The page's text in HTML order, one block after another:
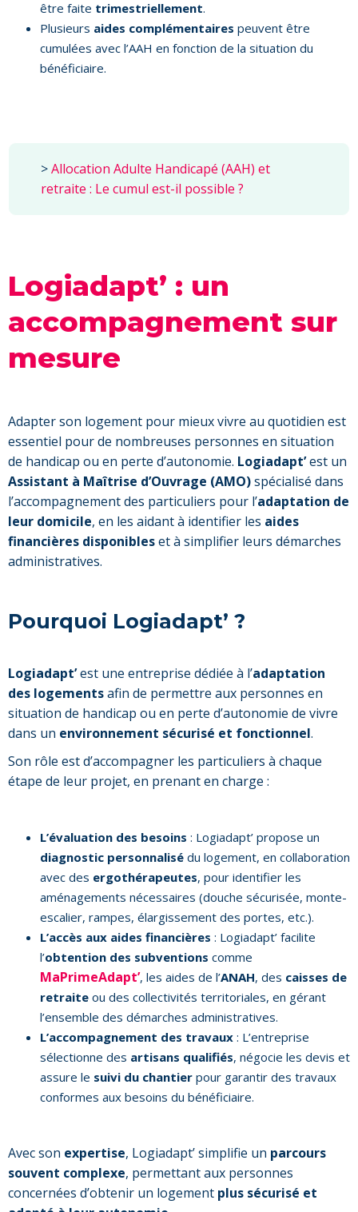
être faite trimestriellement.
Plusieurs aides complémentaires peuvent être
cumulées avec l’AAH en fonction de la situation du
bénéficiaire.
>Allocation Adulte Handicapé (AAH) et
retraite : Le cumul est-il possible ?
Logiadapt’ : un
accompagnement sur
mesure
Adapter son logement pour mieux vivre au quotidien est
essentiel pour de nombreuses personnes en situation
de handicap ou en perte d’autonomie. Logiadapt’est un
Assistant à Maîtrise d’Ouvrage (AMO)spécialisé dans
l’accompagnement des particuliers pour l’adaptation de
leur domicile, en les aidant à identifier les aides
financières disponibleset à simplifier leurs démarches
administratives.
Pourquoi Logiadapt’ ?
Logiadapt’est une entreprise dédiée à l’adaptation
des logementsafin de permettre aux personnes en
situation de handicap ou en perte d’autonomie de vivre
dans un environnement sécurisé et fonctionnel.
Son rôle est d’accompagner les particuliers à chaque
étape de leur projet, en prenant en charge :
L’évaluation des besoins : Logiadapt’ propose un
diagnostic personnalisé du logement, en collaboration
avec des ergothérapeutes, pour identifier les
aménagements nécessaires (douche sécurisée, monte-
escalier, rampes, élargissement des portes, etc.).
L’accès aux aides financières : Logiadapt’ facilite
l’obtention des subventions comme
MaPrimeAdapt’, les aides de l’ANAH, des caisses de
retraite ou des collectivités territoriales, en gérant
l’ensemble des démarches administratives.
L’accompagnement des travaux : L’entreprise
sélectionne des artisans qualifiés, négocie les devis et
assure le suivi du chantier pour garantir des travaux
conformes aux besoins du bénéficiaire.
Avec son expertise, Logiadapt’ simplifie un parcours
souvent complexe, permettant aux personnes
concernées d’obtenir un logement plus sécurisé et